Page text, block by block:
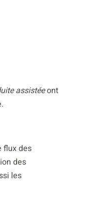
assistéeont
flux des
des
les